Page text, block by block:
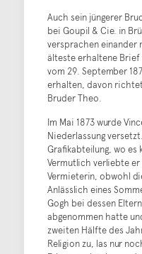
Auch sein jüngerer
bei Goupil & Cie. in
versprachen einander
älteste erhaltene
vom 29. September
erhalten, davon
Bruder Theo.
Im Mai 1873 wurde
Niederlassung
Grafikabteilung, wo es
Vermutlich verliebte
Vermieterin, obwohl
Anlässlich eines
Gogh bei dessen
abgenommen hatte
zweiten Hälfte des
Religion zu, las nur